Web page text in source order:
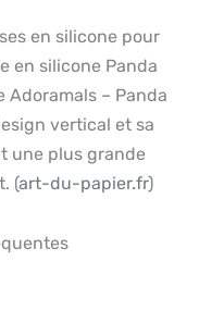
en silicone pour
en silicone Panda
Adoramals – Panda
vertical et sa
une plus grande
(art-du-papier.fr)